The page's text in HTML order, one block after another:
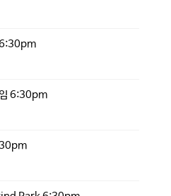
6:30pm